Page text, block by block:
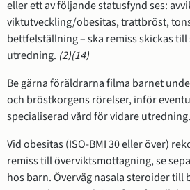
eller ett av följande statusfynd ses:
viktutveckling/obesitas, trattbröst,
bettfelställning – ska remiss skickas
utredning. (2)(14)
Be gärna föräldrarna filma barnet
och bröstkorgens rörelser, inför
specialiserad vård för vidare utredning.
Vid obesitas (ISO-BMI 30 eller över)
remiss till överviktsmottagning, se
hos barn. Överväg nasala steroider till